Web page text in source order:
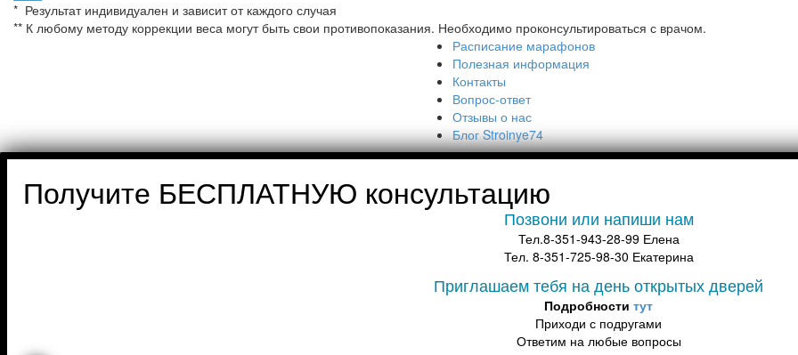
Telegram
* Результат индивидуален и зависит от каждого случая
** К любому методу коррекции веса могут быть свои противопоказания. Необходимо проконсультироваться с врачом.
Расписание марафонов
Полезная информация
Контакты
Вопрос-ответ
Отзывы о нас
Блог Stroinye74
Получите БЕСПЛАТНУЮ консультацию
Позвони или напиши нам
Тел.8-351-943-28-99 Елена
Тел. 8-351-725-98-30 Екатерина
Приглашаем тебя на день открытых дверей
Подробности тут
Приходи с подругами
Ответим на любые вопросы